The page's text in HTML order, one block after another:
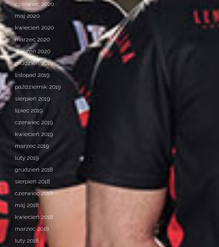
czerwiec 2020
maj 2020
kwiecień 2020
marzec 2020
styczeń 2020
grudzień 2019
listopad 2019
październik 2019
sierpień 2019
lipiec 2019
czerwiec 2019
kwiecień 2019
marzec 2019
luty 2019
grudzień 2018
sierpień 2018
czerwiec 2018
maj 2018
kwiecień 2018
marzec 2018
luty 2018